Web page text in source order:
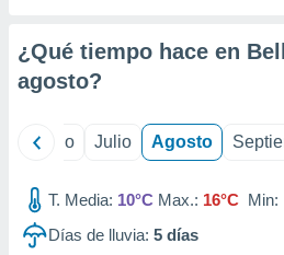
e
¿Qué tiempo hace en
agosto?
Junio Julio Agosto
T. Media: 10°C Max.: 16°C Min:
Días de lluvia: 5 días